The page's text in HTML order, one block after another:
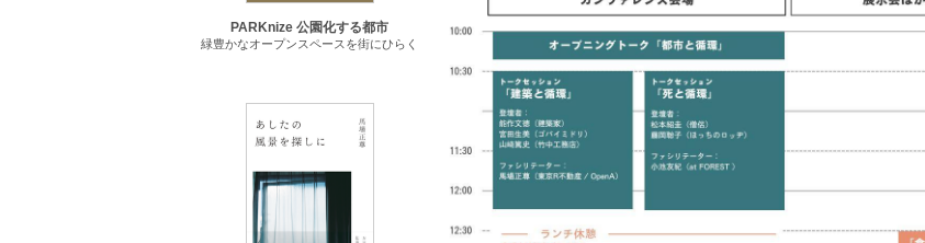
PARKnize 公園化する都市
緑豊かなオープンスペースを街にひらく